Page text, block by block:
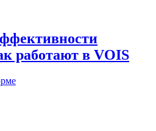
работают в VOIS